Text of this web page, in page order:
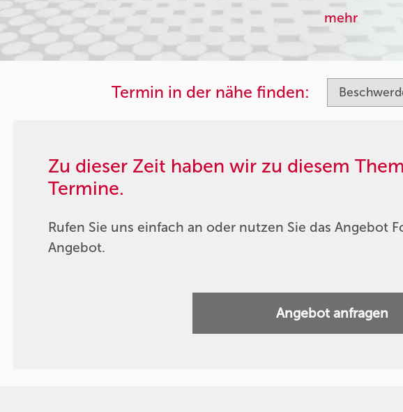
mehr
Termin in der nähe finden:
Zu dieser Zeit haben wir zu diesem
Termine.
Rufen Sie uns einfach an oder nutzen Sie das Angebot
Angebot.
Angebot anfragen